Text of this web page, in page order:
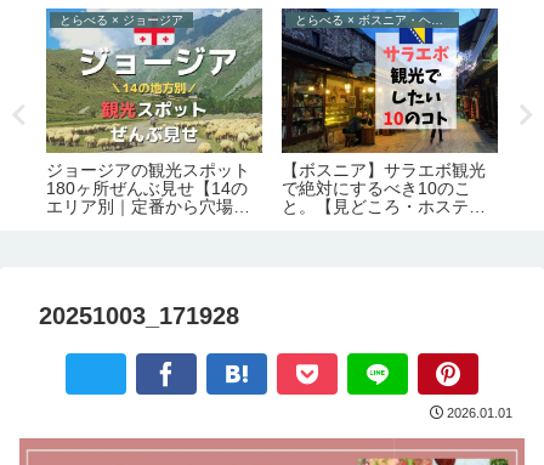
とらべる × ジョージア
ジョージアの観光スポット
180ヶ所ぜんぶ見せ【14の
エリア別｜定番から穴場ま
とらべる × ボスニア・ヘルツェゴビナ
【ボスニア】サラエボ観光
で絶対にするべき10のこ
と。【見どころ・ホステル
20251003_171928
2026.01.01